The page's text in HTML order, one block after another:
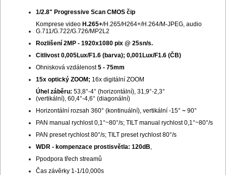
1/2.8" Progressive Scan CMOS čip
Komprese video H.265+/H.265/H264+/H.264/M-JPEG, audio
G.711/G.722/G.726/MP2L2
Rozlišení 2MP - 1920x1080 pix @ 25sn/s.
Citlivost 0,005Lux/F1.6 (barva); 0,001Lux/F1.6 (ČB)
Ohnisková vzdálenost5 - 75mm
15x optický ZOOM; 16x digitální ZOOM
Úhel záběru: 53,8°-4° (horizontální), 31,9°-2,3°
(vertikální), 60,4°-4,6° (diagonální)
Horizontální rozsah 360° (kontinuální), vertikální -15° ~ 90°
PAN manual rychlost 0,1°~80°/s; TILT manual rychlost 0,1°~80°/s
PAN preset rychlost 80°/s; TILT preset rychlost 80°/s
WDR - kompenzace prostisvětla: 120dB
Ppodpora třech streamů
Čas závěrky 1-1/10,000s